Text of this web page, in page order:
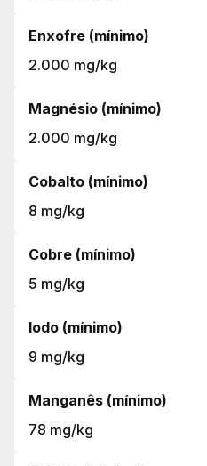
Enxofre (mínimo)
2.000 mg/kg
Magnésio (mínimo)
2.000 mg/kg
Cobalto (mínimo)
8 mg/kg
Cobre (mínimo)
5 mg/kg
Iodo (mínimo)
9 mg/kg
Manganês (mínimo)
78 mg/kg